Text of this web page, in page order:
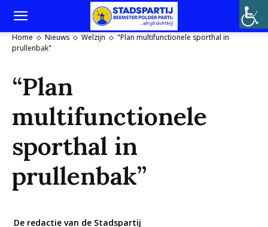
Home Nieuws Welzijn
"Plan multifunctionele sporthal in
prullenbak"
“Plan
multifunctionele
sporthal in
prullenbak”
De redactie van de Stadspartij